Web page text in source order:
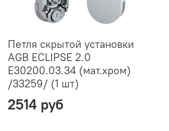
Петля скрытой установки
AGB ECLIPSE 2.0
E30200.03.34 (мат.хром)
/33259/ (1 шт)
2514 руб